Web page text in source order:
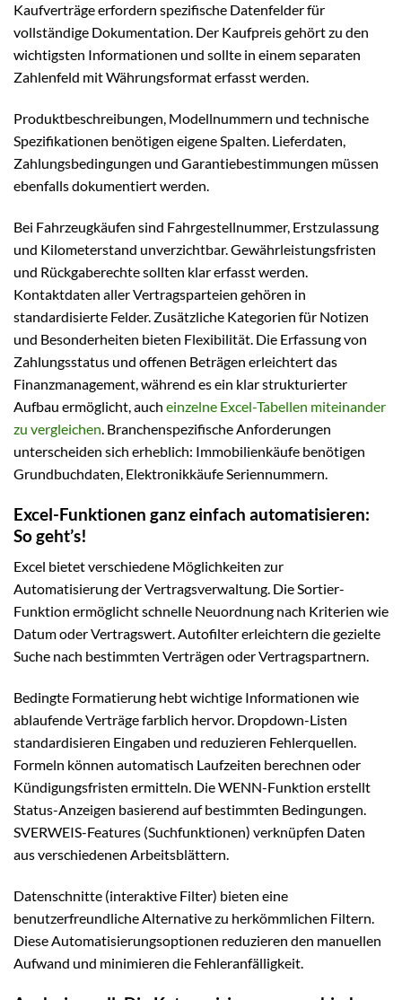
Kaufverträge erfordern spezifische Datenfelder für
vollständige Dokumentation. Der Kaufpreis gehört zu den
wichtigsten Informationen und sollte in einem separaten
Zahlenfeld mit Währungsformat erfasst werden.
Produktbeschreibungen, Modellnummern und technische
Spezifikationen benötigen eigene Spalten. Lieferdaten,
Zahlungsbedingungen und Garantiebestimmungen müssen
ebenfalls dokumentiert werden.
Bei Fahrzeugkäufen sind Fahrgestellnummer, Erstzulassung
und Kilometerstand unverzichtbar. Gewährleistungsfristen
und Rückgaberechte sollten klar erfasst werden.
Kontaktdaten aller Vertragsparteien gehören in
standardisierte Felder. Zusätzliche Kategorien für Notizen
und Besonderheiten bieten Flexibilität. Die Erfassung von
Zahlungsstatus und offenen Beträgen erleichtert das
Finanzmanagement, während es ein klar strukturierter
Aufbau ermöglicht, auch einzelne Excel-Tabellen miteinander
zu vergleichen. Branchenspezifische Anforderungen
unterscheiden sich erheblich: Immobilienkäufe benötigen
Grundbuchdaten, Elektronikkäufe Seriennummern.
Excel-Funktionen ganz einfach automatisieren:
So geht’s!
Excel bietet verschiedene Möglichkeiten zur
Automatisierung der Vertragsverwaltung. Die Sortier-
Funktion ermöglicht schnelle Neuordnung nach Kriterien wie
Datum oder Vertragswert. Autofilter erleichtern die gezielte
Suche nach bestimmten Verträgen oder Vertragspartnern.
Bedingte Formatierung hebt wichtige Informationen wie
ablaufende Verträge farblich hervor. Dropdown-Listen
standardisieren Eingaben und reduzieren Fehlerquellen.
Formeln können automatisch Laufzeiten berechnen oder
Kündigungsfristen ermitteln. Die WENN-Funktion erstellt
Status-Anzeigen basierend auf bestimmten Bedingungen.
SVERWEIS-Features (Suchfunktionen) verknüpfen Daten
aus verschiedenen Arbeitsblättern.
Datenschnitte (interaktive Filter) bieten eine
benutzerfreundliche Alternative zu herkömmlichen Filtern.
Diese Automatisierungsoptionen reduzieren den manuellen
Aufwand und minimieren die Fehleranfälligkeit.